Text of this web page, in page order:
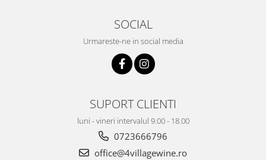
SOCIAL
Urmareste-ne in social media
SUPORT CLIENTI
luni - vineri intervalul 9.00 - 18.00
0723666796
office@4villagewine.ro